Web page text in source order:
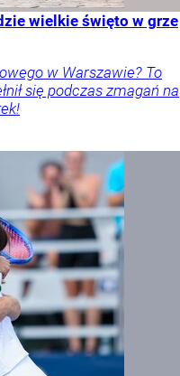
wielkie święto w grze
w Warszawie? To
się podczas zmagań na